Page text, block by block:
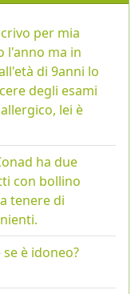
per mia
l'anno ma in
di 9anni lo
degli esami
lei è
ha due
con bollino
tenere di
è idoneo?